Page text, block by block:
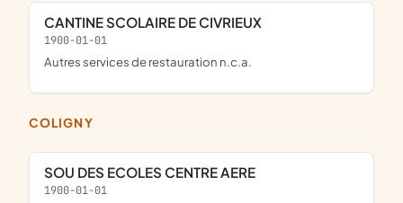
CANTINE SCOLAIRE DE CIVRIEUX
1900-01-01
Autres services de restauration n.c.a.
COLIGNY
SOU DES ECOLES CENTRE AERE
1900-01-01